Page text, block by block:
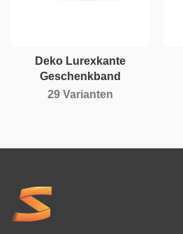
Deko Lurexkante
Geschenkband
29 Varianten